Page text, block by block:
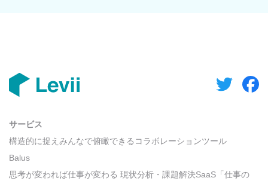
サービス
構造的に捉えみんなで俯瞰できるコラボレーションツール
Balus
思考が変われば仕事が変わる 現状分析・課題解決SaaS「仕事の